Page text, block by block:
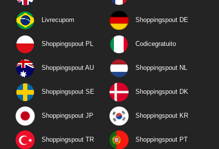
Livrecupom Shoppingspout DE
Shoppingspout PL Codicegratuito
Shoppingspout AU Shoppingspout NL
Shoppingspout SE Shoppingspout DK
Shoppingspout JP Shoppingspout KR
Shoppingspout TR Shoppingspout PT